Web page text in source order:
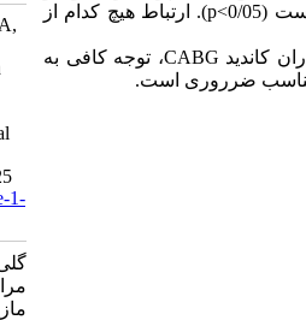
کلسترول بالا با اضطراب و ارتباط وضعیت تاهل با افسردگی معنی¬دار بوده است (0/05>p). ارتباط هیچ کدام از
: با توجه به شیوع نسبتا زیاد اضطراب، استرس و افسردگی در بیماران کاندید CABG، توجه کافی به
مناسب ضرروری است.
1-